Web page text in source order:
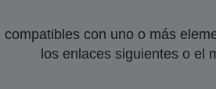
con uno o más
los enlaces siguientes o el